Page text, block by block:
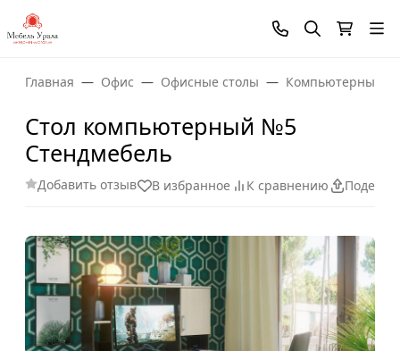
Главная Офис Офисные столы Компьютерные
Стол компьютерный №5
Стендмебель
Добавить отзыв В избранное К сравнению